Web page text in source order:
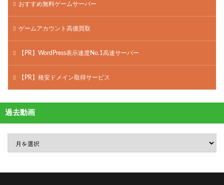
おすすめ無料ゲームサーバー
ゲームアカウント高価買取
【PR】WordPress表示速度No.1高速サーバー
【PR】格安ドメイン取得サービス
過去動画